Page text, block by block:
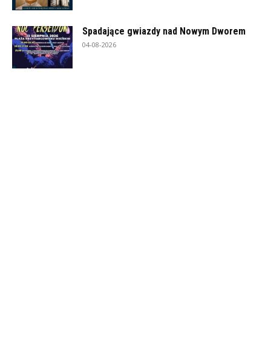
Spadające gwiazdy nad Nowym Dworem
04-08-2026